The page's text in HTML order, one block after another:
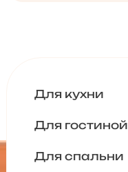
Для кухни
Для гостиной
Для спальни